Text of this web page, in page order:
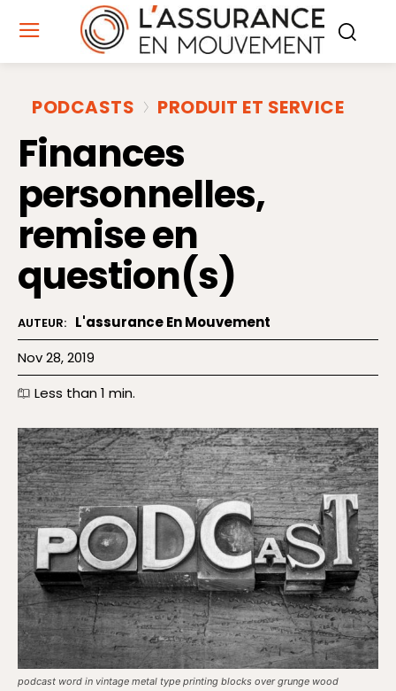
PODCASTS PRODUIT ET SERVICE
Finances
personnelles,
remise en
question(s)
AUTEUR: L'assurance En Mouvement
Nov 28, 2019
Less than 1 min.
podcast word in vintage metal type printing blocks over grunge wood